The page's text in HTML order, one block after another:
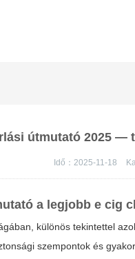
útmutató 2025
Idő：2025-11-18
a legjobb e cig
különös tekintettel
szempontok és